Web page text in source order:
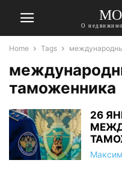
О
Home Tags
таможенника
26